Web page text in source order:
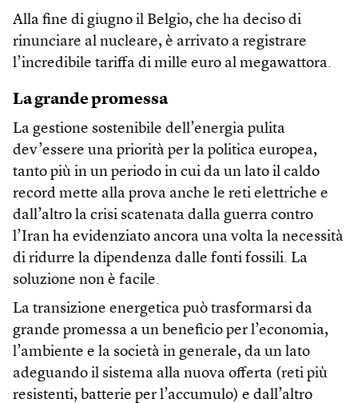
Alla fine di giugno il Belgio, che ha deciso di
rinunciare al nucleare, è arrivato a registrare
l’incredibile tariffa di mille euro al megawattora.
La grande promessa
La gestione sostenibile dell’energia pulita
dev’essere una priorità per la politica europea,
tanto più in un periodo in cui da un lato il caldo
record mette alla prova anche le reti elettriche e
dall’altro la crisi scatenata dalla guerra contro
l’Iran ha evidenziato ancora una volta la necessità
di ridurre la dipendenza dalle fonti fossili. La
soluzione non è facile.
La transizione energetica può trasformarsi da
grande promessa a un beneficio per l’economia,
l’ambiente e la società in generale, da un lato
adeguando il sistema alla nuova offerta (reti più
resistenti, batterie per l’accumulo) e dall’altro